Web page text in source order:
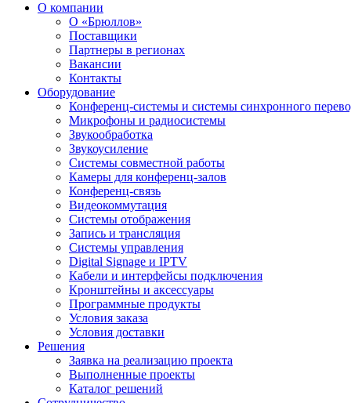
О компании
О «Брюллов»
Поставщики
Партнеры в регионах
Вакансии
Контакты
Оборудование
Конференц-системы и системы синхронного
Микрофоны и радиосистемы
Звукообработка
Звукоусиление
Системы совместной работы
Камеры для конференц-залов
Конференц-связь
Видеокоммутация
Системы отображения
Запись и трансляция
Системы управления
Digital Signage и IPTV
Кабели и интерфейсы подключения
Кронштейны и аксессуары
Программные продукты
Условия заказа
Условия доставки
Решения
Заявка на реализацию проекта
Выполненные проекты
Каталог решений